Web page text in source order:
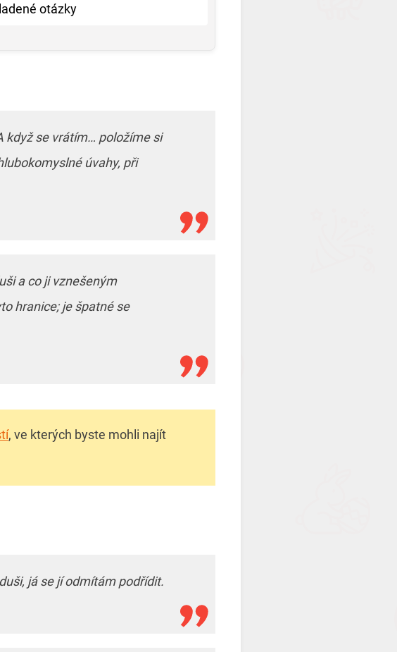
otázky
když se vrátím… položíme si
úvahy, při
a co ji vznešeným
hranice; je špatné se
, ve kterých byste mohli najít
já se jí odmítám podřídit.